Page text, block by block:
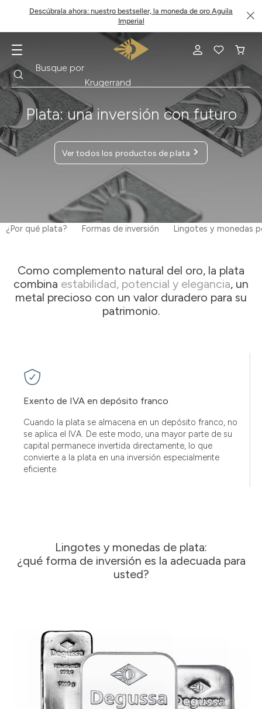
Descúbrala ahora: nuestro bestseller, la moneda de oro Aguila
Imperial
Buscar Busque por
Plata: una inversión con futuro
Ver todos los productos de plata
¿Por qué plata? Formas de inversión Lingotes y monedas
Como complemento natural del oro, la plata
combina estabilidad, potencial y elegancia, un
metal precioso con un valor duradero para su
patrimonio.
Exento de IVA en depósito franco
Cuando la plata se almacena en un depósito franco, no
se aplica el IVA. De este modo, una mayor parte de su
capital permanece invertida directamente, lo que
convierte a la plata en una inversión especialmente
eficiente.
Lingotes y monedas de plata:
¿qué forma de inversión es la adecuada para
usted?